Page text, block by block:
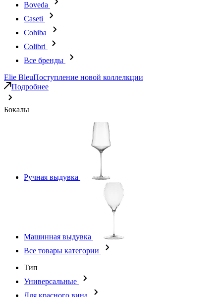
Boveda
Caseti
Cohiba
Colibri
Все бренды
Elie BleuПоступление новой коллелкции
Подробнее
Бокалы
Ручная выдувка
Машинная выдувка
Все товары категории
Тип
Универсальные
Для красного вина